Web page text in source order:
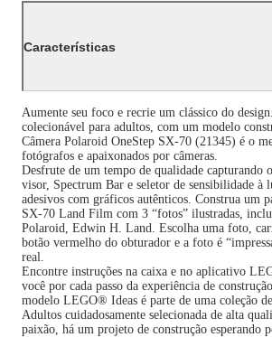
Características
Aumente seu foco e recrie um clássico do
colecionável para adultos, com um modelo
Câmera Polaroid OneStep SX-70 (21345) é o
fotógrafos e apaixonados por câmeras.
Desfrute de um tempo de qualidade capturando
visor, Spectrum Bar e seletor de sensibilidade à
adesivos com gráficos autênticos. Construa um
SX-70 Land Film com 3 “fotos” ilustradas,
Polaroid, Edwin H. Land. Escolha uma foto,
botão vermelho do obturador e a foto é
real.
Encontre instruções na caixa e no aplicativo
você por cada passo da experiência de
modelo LEGO® Ideas é parte de uma coleção
Adultos cuidadosamente selecionada de alta
paixão, há um projeto de construção esperando